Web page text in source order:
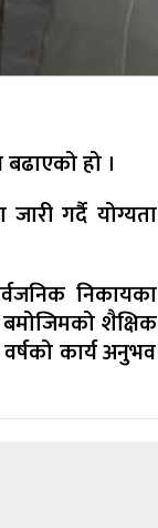
बढाएको हो ।
गर्दै योग्यता
निकायका
शैक्षिक
कार्य अनुभव